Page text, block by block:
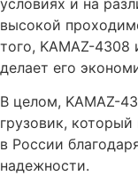
условиях и на
высокой
того, KAMAZ-4308
делает его
В целом, KAMAZ-
грузовик,
в России
надежности.